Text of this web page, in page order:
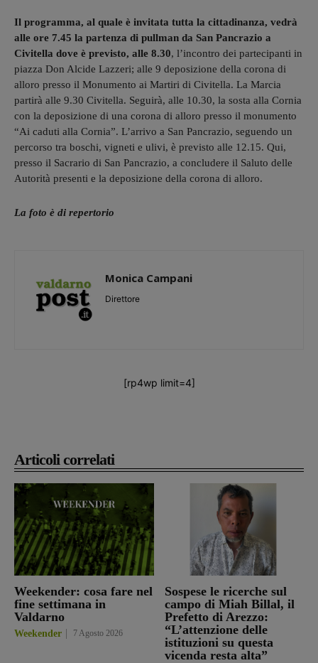
Articoli correlati
Weekender: cosa fare nel
fine settimana in
Valdarno
Weekender 7 Agosto 2026
Sospese le ricerche sul
campo di Miah Billal, il
Prefetto di Arezzo:
“L’attenzione delle
istituzioni su questa
vicenda resta alta”
Il programma, al quale è invitata tutta la cittadinanza, vedrà
alle ore 7.45 la partenza di pullman da San Pancrazio a
Civitella dove è previsto, alle 8.30, l’incontro dei partecipanti in
piazza Don Alcide Lazzeri; alle 9 deposizione della corona di
alloro presso il Monumento ai Martiri di Civitella. La Marcia
partirà alle 9.30 Civitella. Seguirà, alle 10.30, la sosta alla Cornia
con la deposizione di una corona di alloro presso il monumento
“Ai caduti alla Cornia”. L’arrivo a San Pancrazio, seguendo un
percorso tra boschi, vigneti e ulivi, è previsto alle 12.15. Qui,
presso il Sacrario di San Pancrazio, a concludere il Saluto delle
Autorità presenti e la deposizione della corona di alloro.
La foto è di repertorio
Monica Campani
Direttore
[rp4wp limit=4]